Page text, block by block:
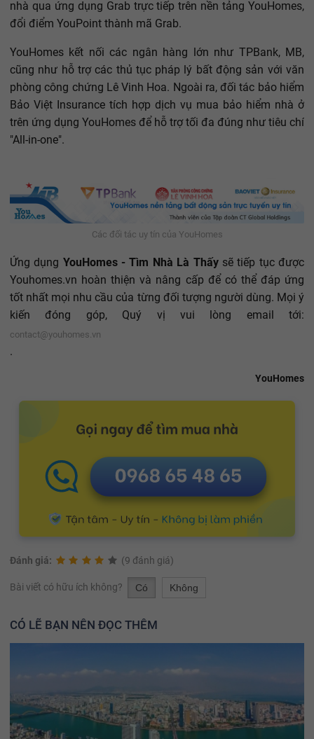
nhà qua ứng dụng Grab trực tiếp trên nền tảng YouHomes,
đổi điểm YouPoint thành mã Grab.
YouHomes kết nối các ngân hàng lớn như TPBank, MB,
cũng như hỗ trợ các thủ tục pháp lý bất động sản với văn
phòng công chứng Lê Vinh Hoa. Ngoài ra, đối tác bảo hiểm
Bảo Việt Insurance tích hợp dịch vụ mua bảo hiểm nhà ở
trên ứng dụng YouHomes để hỗ trợ tối đa đúng như tiêu chí
"All-in-one".
Các đối tác uy tín của YouHomes
Ứng dụng YouHomes - Tìm Nhà Là Thấysẽ tiếp tục được
Youhomes.vn hoàn thiện và nâng cấp để có thể đáp ứng
tốt nhất mọi nhu cầu của từng đối tượng người dùng. Mọi ý
kiến đóng góp, Quý vị vui lòng email tới:
contact@youhomes.vn
.
YouHomes
Đánh giá: (9 đánh giá)
Bài viết có hữu ích không? Có Không
CÓ LẼ BẠN NÊN ĐỌC THÊM